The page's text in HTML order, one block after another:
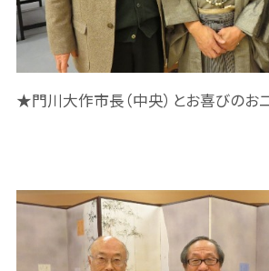
★門川大作市長（中央）とお喜びのお